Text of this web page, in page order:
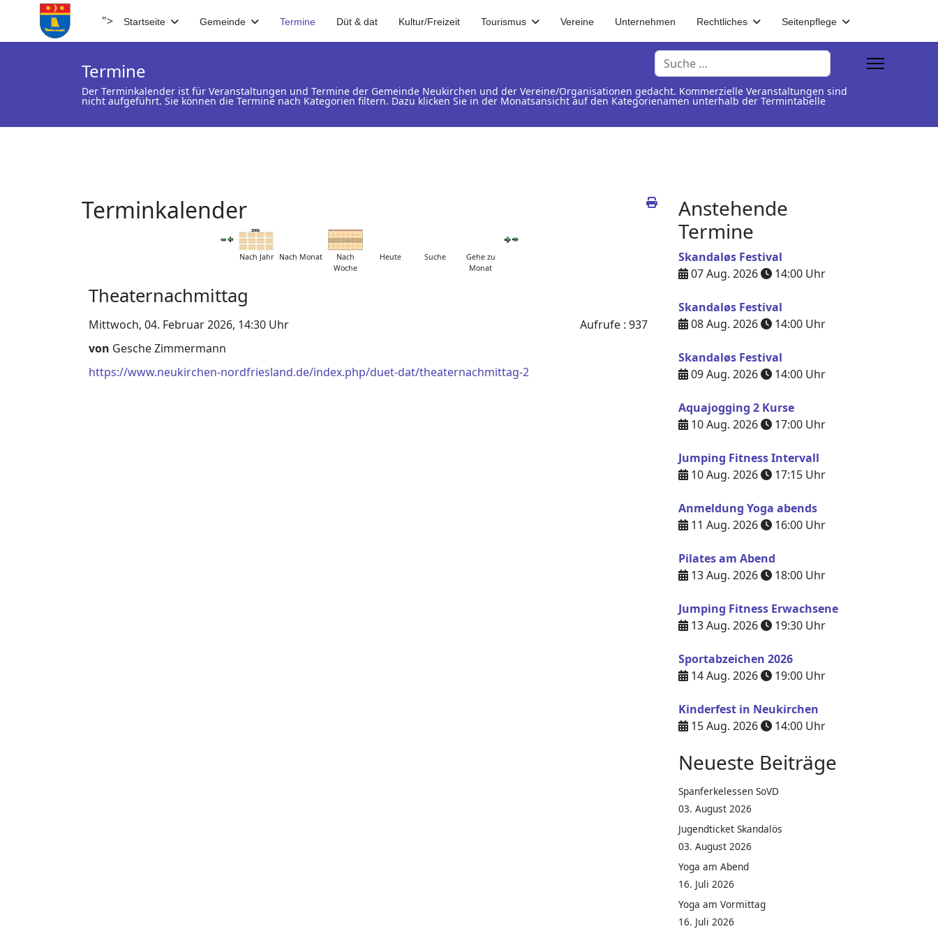
"> Startseite Gemeinde Termine Düt & dat Kultur/Freizeit Tourismus Vereine Unternehmen Rechtliches Seitenpflege
Suchen
Termine
Der Terminkalender ist für Veranstaltungen und Termine der Gemeinde Neukirchen und der Vereine/Organisationen gedacht. Kommerzielle Veranstaltungen sind
nicht aufgeführt. Sie können die Termine nach Kategorien filtern. Dazu klicken Sie in der Monatsansicht auf den Kategorienamen unterhalb der Termintabelle
Terminkalender
Nach Jahr Nach Monat
Nach
Woche
Heute Suche
Gehe zu
Monat
Theaternachmittag
Mittwoch, 04. Februar 2026, 14:30 Uhr Aufrufe: 937
von Gesche Zimmermann
https://www.neukirchen-nordfriesland.de/index.php/duet-dat/theaternachmittag-2
Anstehende
Termine
Skandaløs Festival
07 Aug. 2026
14:00 Uhr
Skandaløs Festival
08 Aug. 2026
14:00 Uhr
Skandaløs Festival
09 Aug. 2026
14:00 Uhr
Aquajogging 2 Kurse
10 Aug. 2026
17:00 Uhr
Jumping Fitness Intervall
10 Aug. 2026
17:15 Uhr
Anmeldung Yoga abends
11 Aug. 2026
16:00 Uhr
Pilates am Abend
13 Aug. 2026
18:00 Uhr
Jumping Fitness Erwachsene
13 Aug. 2026
19:30 Uhr
Sportabzeichen 2026
14 Aug. 2026
19:00 Uhr
Kinderfest in Neukirchen
15 Aug. 2026
14:00 Uhr
Neueste Beiträge
Spanferkelessen SoVD
03. August 2026
Jugendticket Skandalös
03. August 2026
Yoga am Abend
16. Juli 2026
Yoga am Vormittag
16. Juli 2026